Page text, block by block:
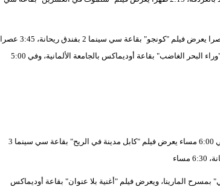
2:30 ظهرا يعرض فيلم "محطمة النظام" بقاعة سي سينما 3 بفندق ريحانة، 3:15 عصرا يعرض فيلم "كونجو" بقاعة سي سينما 2 بفندق ريحانة، 3:45 عصرا
يعرض فيلم "محطة البرازيل" بسينما جراند بالغردقة، وفي 4:00 عصرا يعرض فيلم "وراء البحر الغاضب" بقاعة أوديماكس بالجامعة الألمانية، وفي 5:00
أما في 5:45 مساء السجادة الحمراء لصناع فيلم "جلد أمريكي" بمسرح المارينا، وفي 6:00 مساء يعرض فيلم "كابل مدينة في الريح" بقاعة سي سينما 3
مساء، يعرض فيلم "جلد أمريكي" بمسرح المارينا، ويعرض فيلم "أغنية بلا عنوان" بقاعة أوديماكس